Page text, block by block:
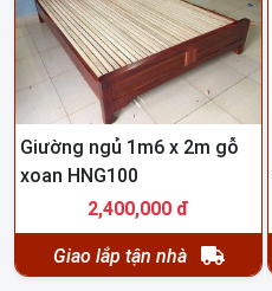
Giường ngủ 1m6 x 2m gỗ
xoan HNG100
2,400,000 đ
Giao lắp tận nhà